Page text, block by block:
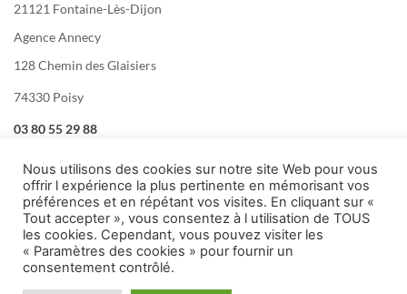
21121 Fontaine-Lès-Dijon
Agence Annecy
128 Chemin des Glaisiers
74330 Poisy
03 80 55 29 88
Nous utilisons des cookies sur notre site Web pour vous
offrir l expérience la plus pertinente en mémorisant vos
préférences et en répétant vos visites. En cliquant sur «
Tout accepter », vous consentez à l utilisation de TOUS
les cookies. Cependant, vous pouvez visiter les
« Paramètres des cookies » pour fournir un
consentement contrôlé.